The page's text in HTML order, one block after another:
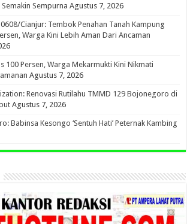
Sempurna Agustus 7, 2026
Cianjur: Tembok Penahan Tanah Kampung
Warga Kini Lebih Aman Dari Ancaman
100 Persen, Warga Mekarmukti Kini Nikmati
Agustus 7, 2026
Renovasi Rutilahu TMMD 129 Bojonegoro di
Agustus 7, 2026
Babinsa Kesongo ‘Sentuh Hati’ Peternak Kambing